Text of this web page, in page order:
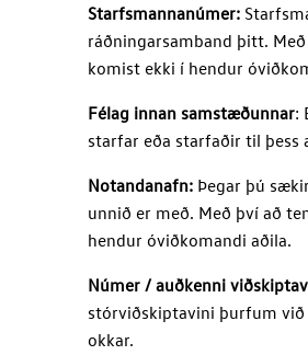
Starfsmannanúmer:
ráðningarsamband þitt.
komist ekki í hendur
Félag innan samstæðunnar:
starfar eða starfaðir til
Notandanafn: Þegar þú
unnið er með. Með því að
hendur óviðkomandi aðila.
Númer / auðkenni
stórviðskiptavini þurfum við
okkar.